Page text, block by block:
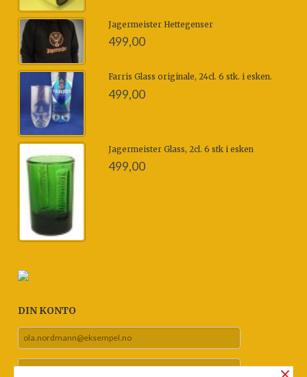
Jagermeister Hettegenser
499,00
Farris Glass originale, 24cl. 6 stk. i esken.
499,00
Jagermeister Glass, 2cl. 6 stk i esken
499,00
DIN KONTO